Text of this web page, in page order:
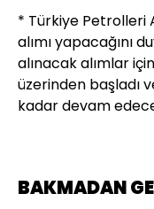
* Türkiye Petrolleri
alımı yapacağını
alınacak alımlar
üzerinden başladı
kadar devam
BAKMADAN